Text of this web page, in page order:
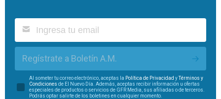
Regístrate a Boletín A.M.
Al someter tu correo electrónico, aceptas la Política de Privacidad yTérminos y
Condiciones de El Nuevo Día. Además, aceptas recibir información u ofertas
especiales de productos o servicios de GFR Media, sus afiliadas o de terceros.
Podrás optar salirte de los boletines en cualquier momento.